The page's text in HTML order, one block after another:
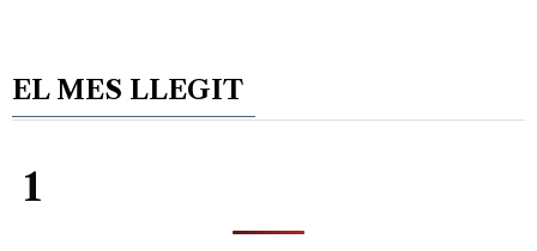
EL MES LLEGIT
1